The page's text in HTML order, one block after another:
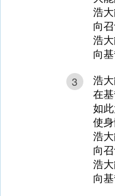
浩
向
浩
向
3
浩
在
如
使
浩
向
浩
向